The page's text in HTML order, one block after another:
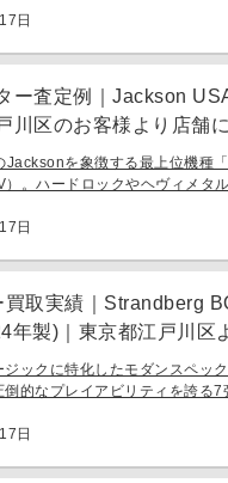
モデル […]
日
ー査定例｜Jackson
川区のお客様より店舗
Jacksonを象徴する最上位機種
）。ハードロックやヘヴィメタ
日
買取実績｜Strandberg
年製)｜東京都江戸川区
ジックに特化したモダンスペッ
倒的なプレイアビリティを誇る
日